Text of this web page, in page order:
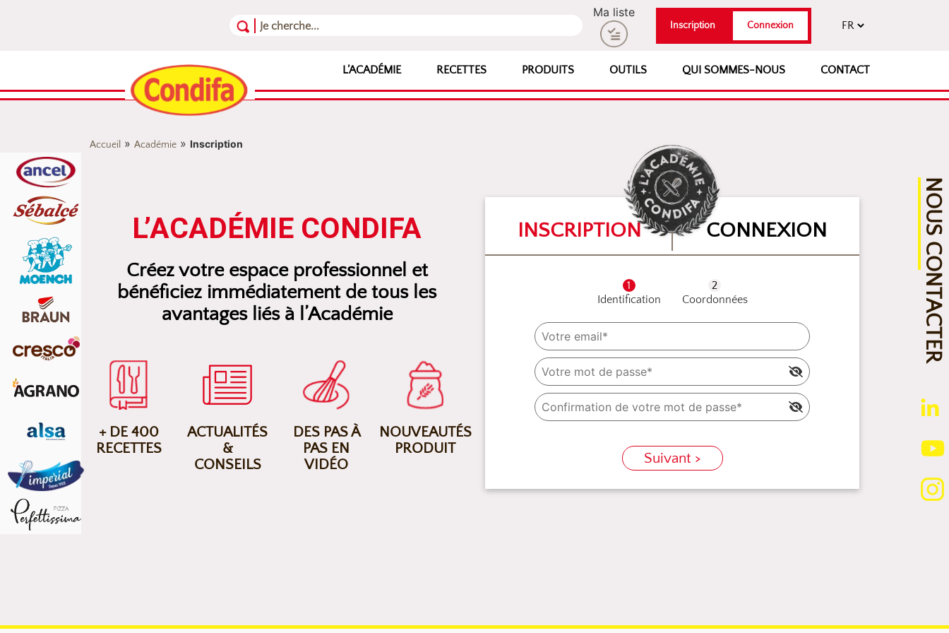
Ma liste
Inscription Connexion
L’ACADÉMIE RECETTES PRODUITS OUTILS QUI SOMMES-NOUS CONTACT
NOUS CONTACTER
Accueil » Académie » Inscription
L’ACADÉMIE CONDIFA
Créez votre espace professionnel et
bénéficiez immédiatement de tous les
avantages liés à l’Académie
+ DE 400
RECETTES
ACTUALITÉS
&
CONSEILS
DES PAS À
PAS EN
VIDÉO
NOUVEAUTÉS
PRODUIT
INSCRIPTION CONNEXION
Identification Coordonnées
Suivant >